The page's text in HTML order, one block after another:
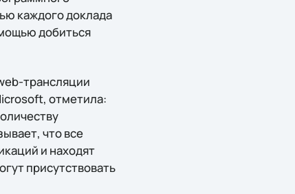
каждого доклада
добиться
трансляции
отметила:
что все
и находят
присутствовать